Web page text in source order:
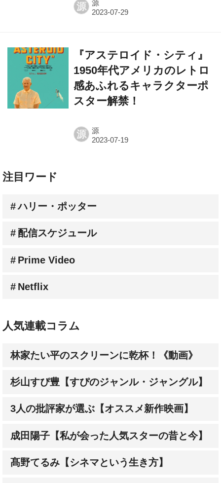
源 源
『アステロイド・シティ』
1950年代アメリカのレトロ
感あふれるキャラクターポ
スター解禁！
源 源
注目ワード
ハリー・ポッター
配信スケジュール
Prime Video
Netflix
人気連載コラム
林家たい平のスクリーンに乾杯！《動画》
杉山すぴ豊【すぴのジャンル・ジャングル】
3人の批評家が選ぶ【オススメ新作映画】
成田陽子【私が会った人気スターの昔と今】
髙野てるみ【シネマという生き方】